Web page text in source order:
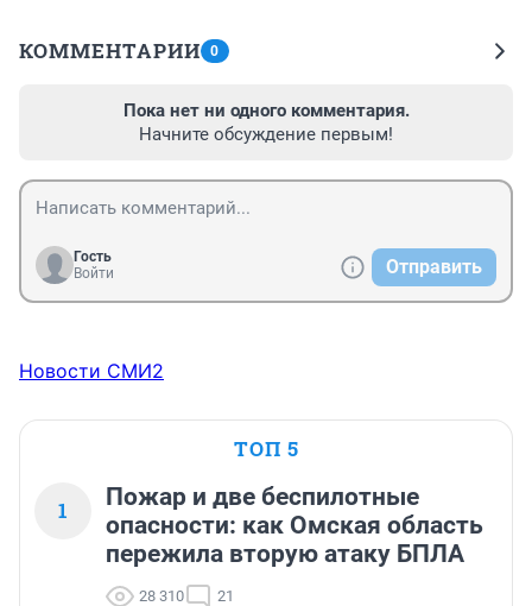
КОММЕНТАРИИ 0
Пока нет ни одного комментария.
Начните обсуждение первым!
Гость
Войти
Отправить
Новости СМИ2
ТОП 5
1
Пожар и две беспилотные
опасности: как Омская область
пережила вторую атаку БПЛА
28 310 21